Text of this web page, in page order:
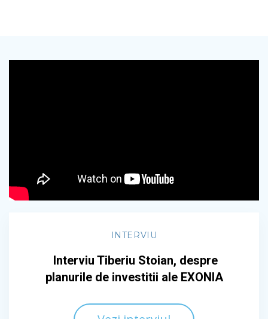
INTERVIU
Interviu Tiberiu Stoian, despre
planurile de investitii ale EXONIA